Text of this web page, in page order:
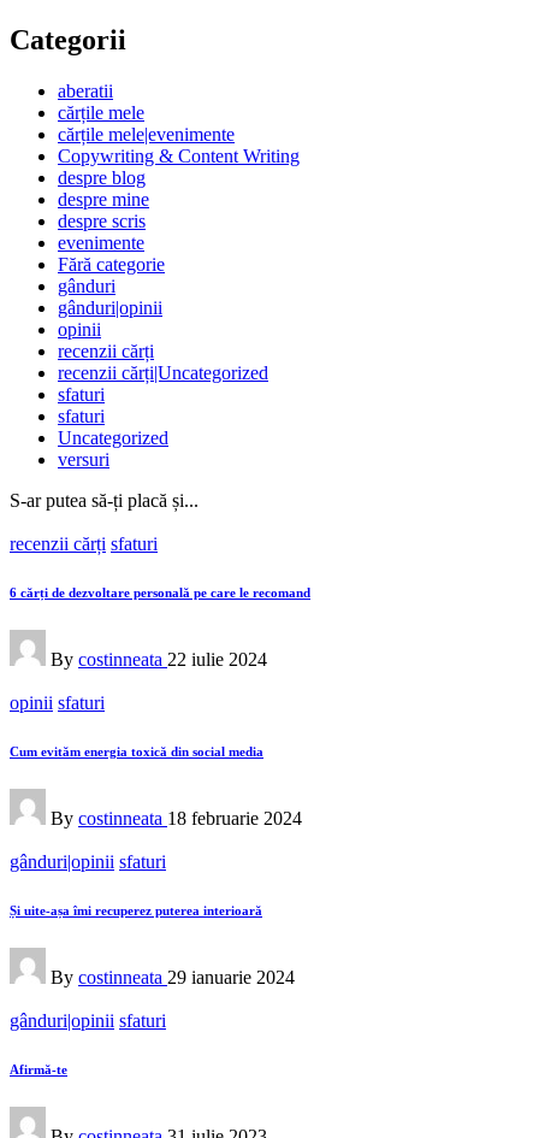
Categorii
aberatii
cărțile mele
cărțile mele|evenimente
Copywriting & Content Writing
despre blog
despre mine
despre scris
evenimente
Fără categorie
gânduri
gânduri|opinii
opinii
recenzii cărți
recenzii cărți|Uncategorized
sfaturi
sfaturi
Uncategorized
versuri
S-ar putea să-ți placă și...
Posted
recenzii cărți sfaturi
6 cărți de dezvoltare personală pe care le recomand
Posted
by
By costinneata 22 iulie 2024
Posted
opinii sfaturi
Cum evităm energia toxică din social media
Posted
by
By costinneata 18 februarie 2024
Posted
gânduri|opinii sfaturi
Și uite-așa îmi recuperez puterea interioară
Posted
by
By costinneata 29 ianuarie 2024
Posted
gânduri|opinii sfaturi
Afirmă-te
Posted